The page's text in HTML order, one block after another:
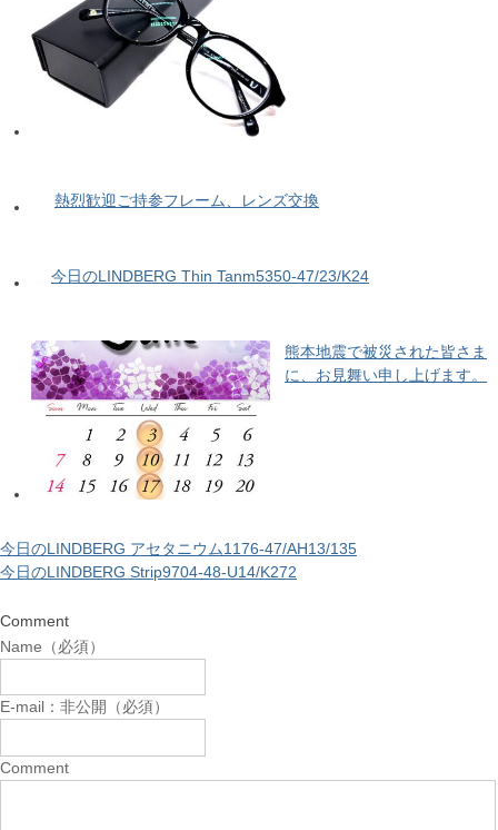
熱烈歓迎ご持参フレーム、レンズ交換
今日のLINDBERG Thin Tanm5350-47/23/K24
熊本地震で被災された皆さま
に、お見舞い申し上げます。
今日のLINDBERG アセタニウム1176-47/AH13/135
今日のLINDBERG Strip9704-48-U14/K272
Comment
Name（必須）
E-mail：非公開（必須）
Comment